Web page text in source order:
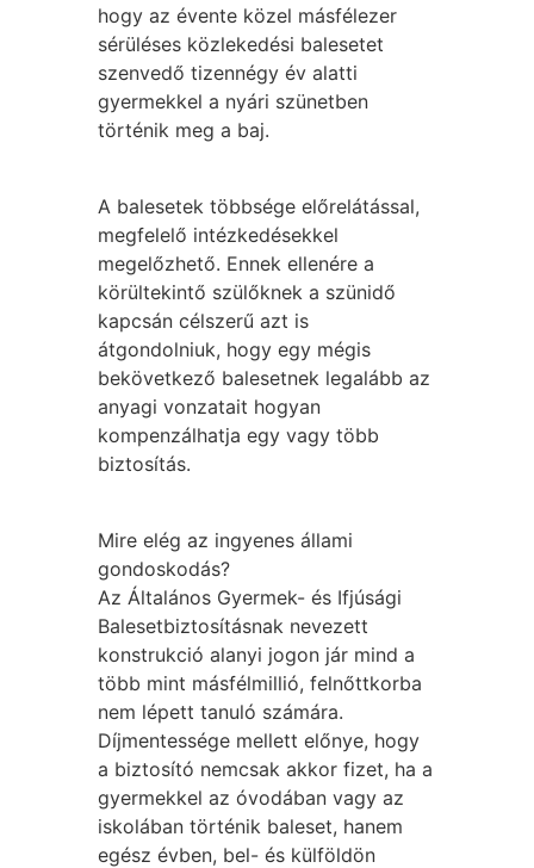
hogy az évente közel másfélezer
sérüléses közlekedési balesetet
szenvedő tizennégy év alatti
gyermekkel a nyári szünetben
történik meg a baj.
A balesetek többsége előrelátással,
megfelelő intézkedésekkel
megelőzhető. Ennek ellenére a
körültekintő szülőknek a szünidő
kapcsán célszerű azt is
átgondolniuk, hogy egy mégis
bekövetkező balesetnek legalább az
anyagi vonzatait hogyan
kompenzálhatja egy vagy több
biztosítás.
Mire elég az ingyenes állami
gondoskodás?
Az Általános Gyermek- és Ifjúsági
Balesetbiztosításnak nevezett
konstrukció alanyi jogon jár mind a
több mint másfélmillió, felnőttkorba
nem lépett tanuló számára.
Díjmentessége mellett előnye, hogy
a biztosító nemcsak akkor fizet, ha a
gyermekkel az óvodában vagy az
iskolában történik baleset, hanem
egész évben, bel- és külföldön